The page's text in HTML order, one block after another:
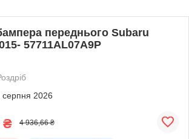
переднього Subaru
57711AL07A9P
серпня 2026
₴ 4 936,66 ₴